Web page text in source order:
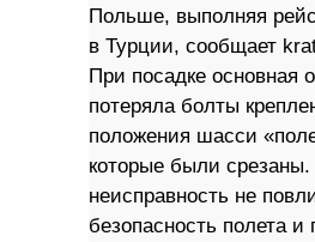
Польше, выполняя
в Турции, сообщает
При посадке основная
потеряла болты
положения шасси
которые были
неисправность не
безопасность полета и